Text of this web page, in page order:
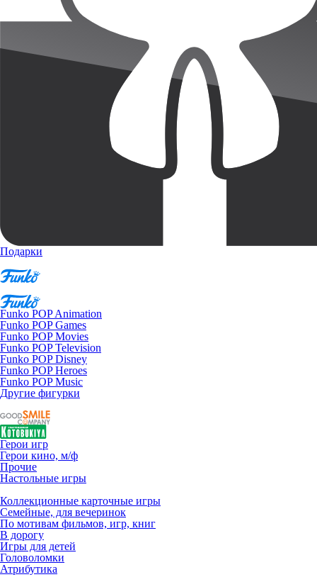
Подарки
Funko POP Animation
Funko POP Games
Funko POP Movies
Funko POP Television
Funko POP Disney
Funko POP Heroes
Funko POP Music
Другие фигурки
Герои игр
Герои кино, м/ф
Прочие
Настольные игры
Коллекционные карточные игры
Семейные, для вечеринок
По мотивам фильмов, игр, книг
В дорогу
Игры для детей
Головоломки
Атрибутика